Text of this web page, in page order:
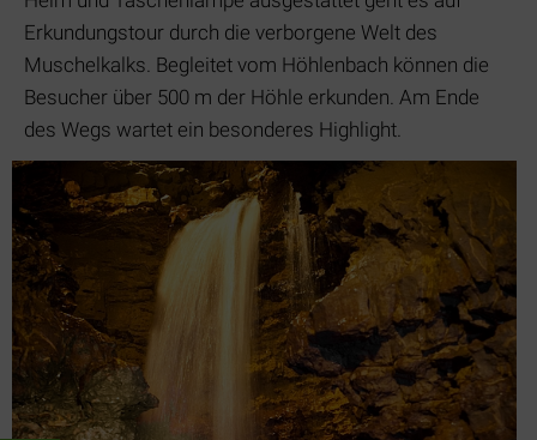
Erkundungstour durch die verborgene Welt des
Muschelkalks. Begleitet vom Höhlenbach können die
Besucher über 500 m der Höhle erkunden. Am Ende
des Wegs wartet ein besonderes Highlight.